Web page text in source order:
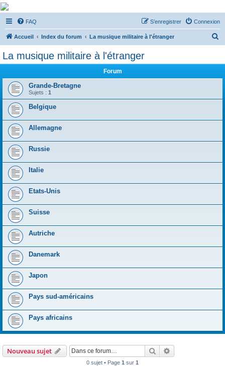
De Musicae Militari -
Forums
Forums de discussions
FAQ Connexion
S’enregistrer
Accueil Index du forum La musique militaire à l'étranger
h
La musique militaire à l'étranger
Forum
Grande-Bretagne
Sujets : 1
Belgique
Allemagne
Russie
Italie
Etats-Unis
Suisse
Autriche
Danemark
Japon
Pays sud-américains
Pays africains
Nouveau sujet Rechercher
0 sujet • Page 1 sur 1